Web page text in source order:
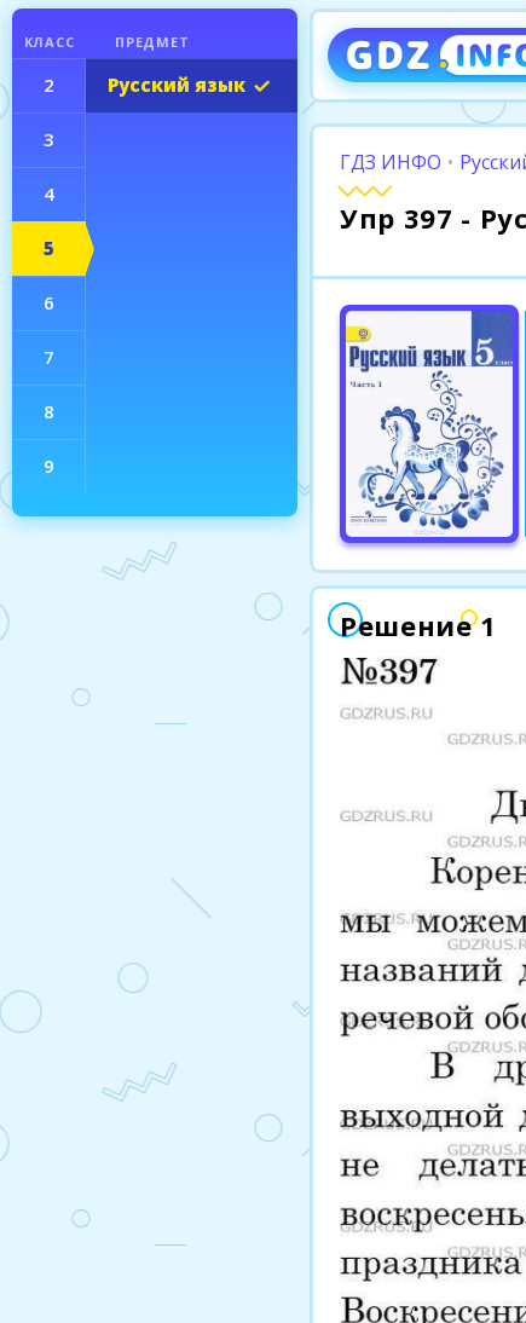
ГДЗ ИНФО •
Упр 397 -
Решение 1
КЛАСС ПРЕДМЕТ
2
3
4
5
Русский язык
6
7
8
9